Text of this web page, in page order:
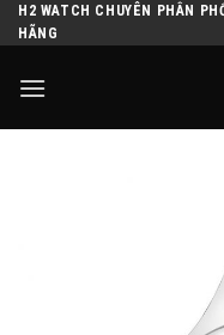
Skip
to
content
H2 WATCH CHUYÊN PHÂN
HÃNG